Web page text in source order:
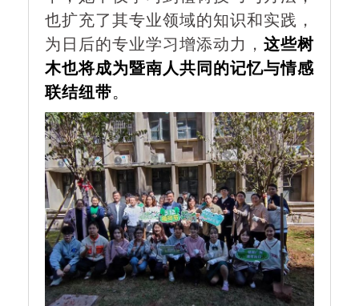
也扩充了其专业领域的知识和实践，
为日后的专业学习增添动力， 这些树
木也将成为暨南人共同的记忆与情感
联结纽带。